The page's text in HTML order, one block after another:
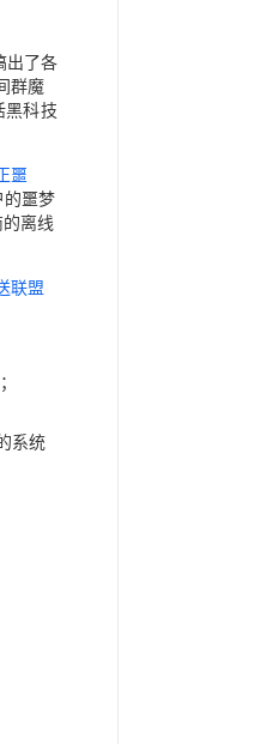
出了各
群魔
黑科技
噩
噩梦
离线
联盟
系统